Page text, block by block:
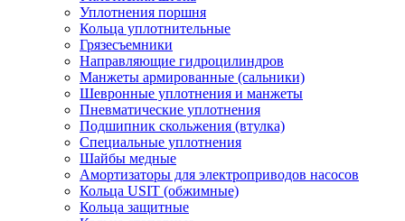
Уплотнения поршня
Кольца уплотнительные
Грязесъемники
Направляющие гидроцилиндров
Манжеты армированные (сальники)
Шевронные уплотнения и манжеты
Пневматические уплотнения
Подшипник скольжения (втулка)
Специальные уплотнения
Шайбы медные
Амортизаторы для электроприводов насосов
Кольца USIT (обжимные)
Кольца защитные